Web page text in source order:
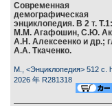
Современная
демографическая
энциклопедия. В 2 т.
М.М. Агафошин, С.Ю.
А.Н. Алексеенко и др.;
А.А. Ткаченко.
М., <Энциклопедия> 512 c.
2026 年 R281318